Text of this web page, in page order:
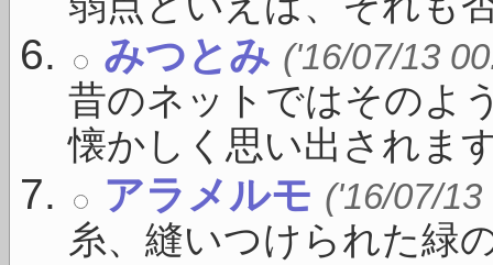
みつとみ ('16/07/13
昔のネットではそのよ
懐かしく思い出されま
アラメルモ ('16/07/
糸、縫いつけられた緑